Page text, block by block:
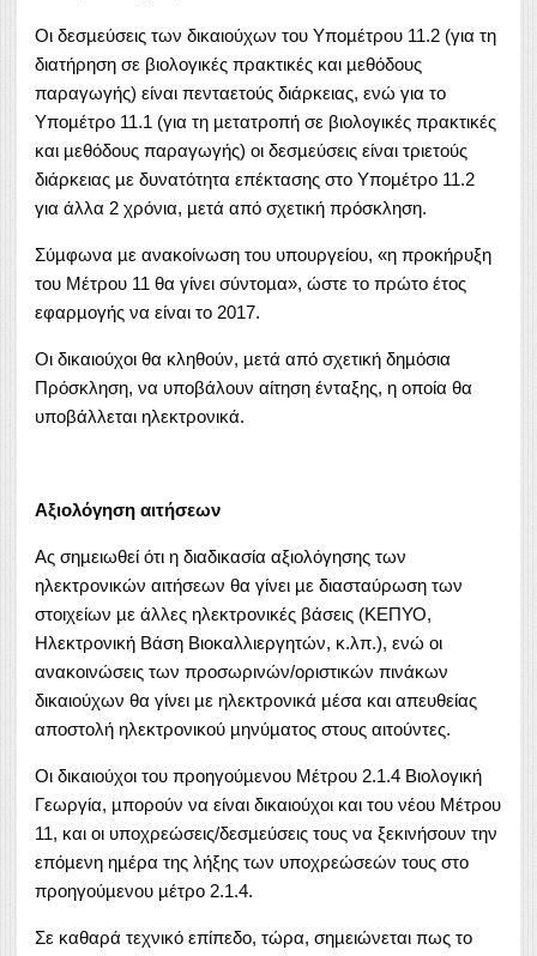
Οι δεσµεύσεις των δικαιούχων του Υποµέτρου 11.2 (για τη
διατήρηση σε βιολογικές πρακτικές και µεθόδους
παραγωγής) είναι πενταετούς διάρκειας, ενώ για το
Υποµέτρο 11.1 (για τη µετατροπή σε βιολογικές πρακτικές
και µεθόδους παραγωγής) οι δεσµεύσεις είναι τριετούς
διάρκειας µε δυνατότητα επέκτασης στο Υποµέτρο 11.2
για άλλα 2 χρόνια, µετά από σχετική πρόσκληση.
Σύµφωνα µε ανακοίνωση του υπουργείου, «η προκήρυξη
του Μέτρου 11 θα γίνει σύντοµα», ώστε το πρώτο έτος
εφαρµογής να είναι το 2017.
Οι δικαιούχοι θα κληθούν, µετά από σχετική δηµόσια
Πρόσκληση, να υποβάλουν αίτηση ένταξης, η οποία θα
υποβάλλεται ηλεκτρονικά.
Αξιολόγηση αιτήσεων
Ας σηµειωθεί ότι η διαδικασία αξιολόγησης των
ηλεκτρονικών αιτήσεων θα γίνει µε διασταύρωση των
στοιχείων µε άλλες ηλεκτρονικές βάσεις (ΚΕΠΥΟ,
Ηλεκτρονική Βάση Βιοκαλλιεργητών, κ.λπ.), ενώ οι
ανακοινώσεις των προσωρινών/οριστικών πινάκων
δικαιούχων θα γίνει µε ηλεκτρονικά µέσα και απευθείας
αποστολή ηλεκτρονικού µηνύµατος στους αιτούντες.
Οι δικαιούχοι του προηγούµενου Μέτρου 2.1.4 Βιολογική
Γεωργία, µπορούν να είναι δικαιούχοι και του νέου Μέτρου
11, και οι υποχρεώσεις/δεσµεύσεις τους να ξεκινήσουν την
επόµενη ηµέρα της λήξης των υποχρεώσεών τους στο
προηγούµενου µέτρο 2.1.4.
Σε καθαρά τεχνικό επίπεδο, τώρα, σηµειώνεται πως το